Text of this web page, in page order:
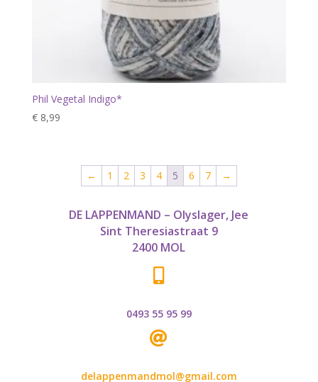
Phil Vegetal Indigo*
€8,99
← 1 2 3 4 5 6 7 →
DE LAPPENMAND – Olyslager, Jee
Sint Theresiastraat 9
2400 MOL
0493 55 95 99

delappenmandmol@gmail.com